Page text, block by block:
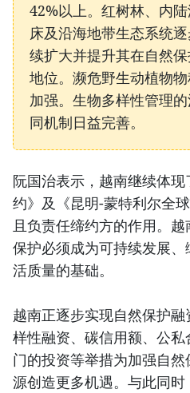
42%以上。红树林、内
床及沿海地带生态系统
续扩大并提升其在自然
地位。濒危野生动植物
加强。生物多样性管理
同机制日益完善。
阮国治表示，越南继续体
约》及《昆明-蒙特利尔全
且负责任缔约方的作用。
保护必须成为可持续发展
活质量的基础。
越南正逐步实现自然保护
样性融资、碳信用额、公
门的投资等举措为加强自
源创造更多机遇。与此同